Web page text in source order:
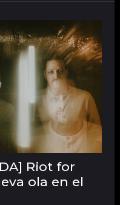
Riot for
ola en el